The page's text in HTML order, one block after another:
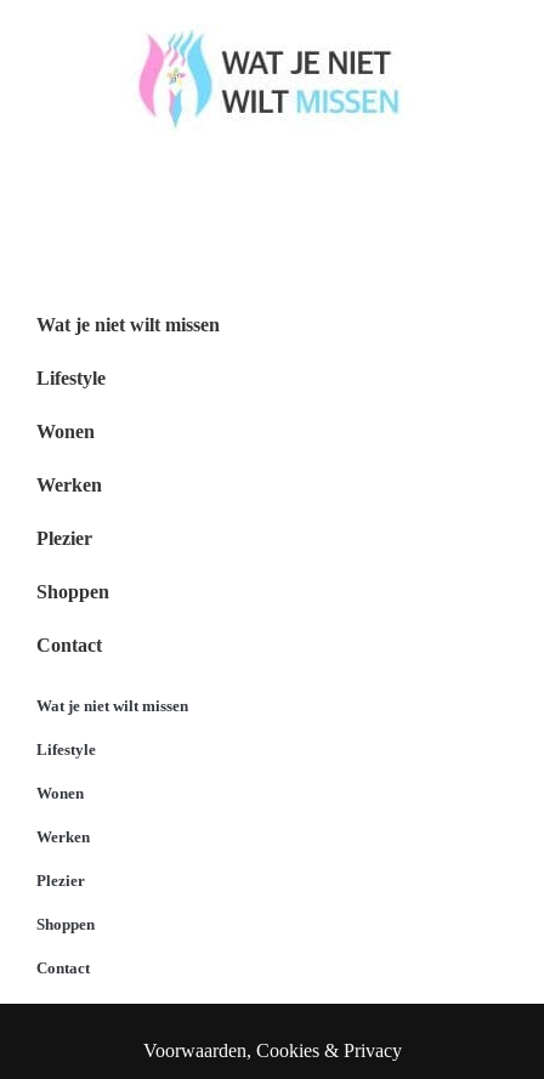
Wat je niet wilt missen
Lifestyle
Wonen
Werken
Plezier
Shoppen
Contact
Wat je niet wilt missen
Lifestyle
Wonen
Werken
Plezier
Shoppen
Contact
Voorwaarden, Cookies & Privacy